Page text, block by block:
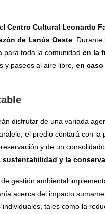
Centro Cultural Leonardo
de Lanús Oeste. Durante
para toda la comunidad en la
y paseos al aire libre, en
disfrutar de una variada
el predio contará con
y de un
y la
gestión ambiental
acerca del impacto
tales como la